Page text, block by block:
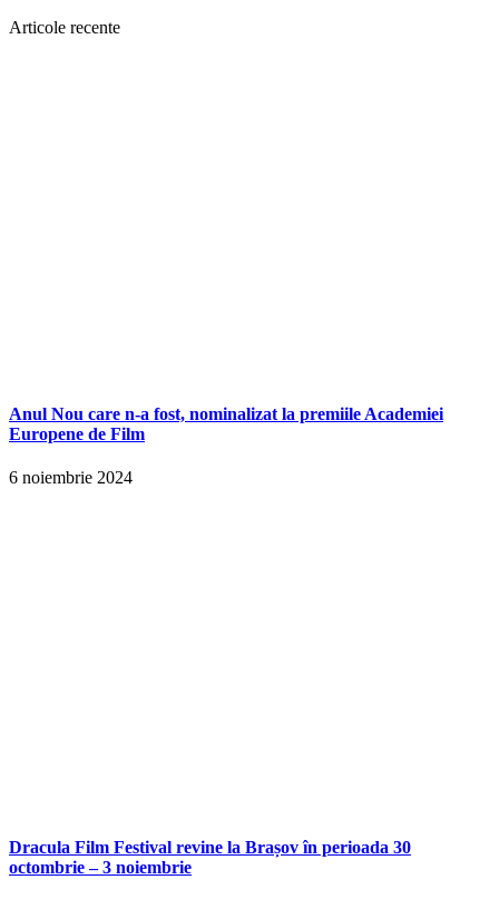
Articole recente
Anul Nou care n-a fost, nominalizat la premiile Academiei
Europene de Film
6 noiembrie 2024
Dracula Film Festival revine la Brașov în perioada 30
octombrie – 3 noiembrie